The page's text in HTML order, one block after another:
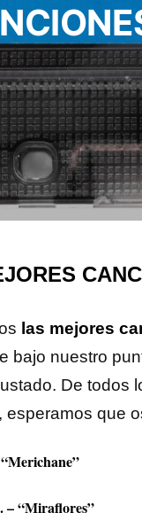
las mejores
bajo nuestro
De todos
esperamos que
– “Miraflores”